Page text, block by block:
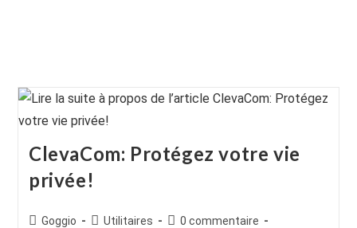
ClevaCom: Protégez votre vie
privée!
Auteur/autrice
Goggio
PostUtilitaires
Commentaires
0 commentaire